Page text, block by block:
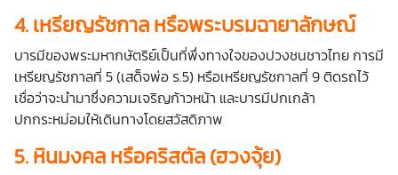
4. เหรียญรัชกาล หรือพระบรมฉายาลักษณ์
บารมีของพระมหากษัตริย์เป็นที่พึ่งทางใจของปวงชนชาวไทย การมี
เหรียญรัชกาลที่ 5 (เสด็จพ่อ ร.5) หรือเหรียญรัชกาลที่ 9 ติดรถไว้
เชื่อว่าจะนำมาซึ่งความเจริญก้าวหน้า และบารมีปกเกล้า
ปกกระหม่อมให้เดินทางโดยสวัสดิภาพ
5. หินมงคล หรือคริสตัล (ฮวงจุ้ย)